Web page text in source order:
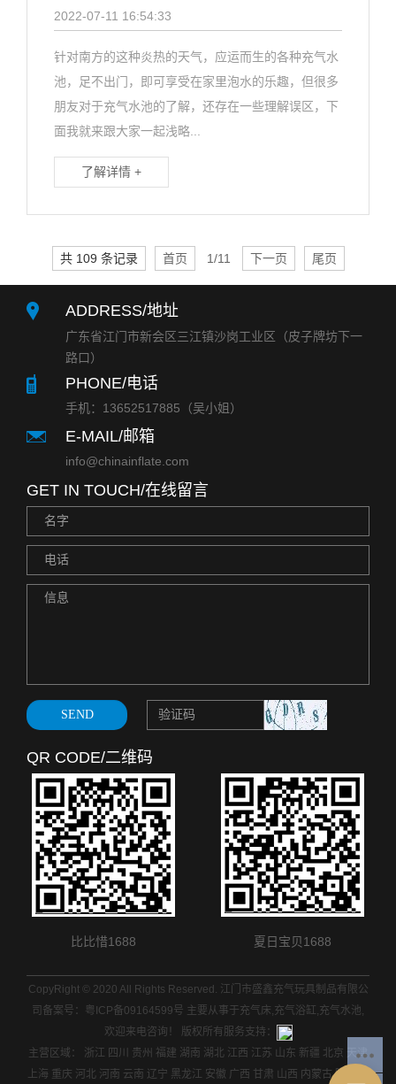
2022-07-11 16:54:33
针对南方的这种炎热的天气，应运而生的各种充气水
池，足不出门，即可享受在家里泡水的乐趣，但很多
朋友对于充气水池的了解，还存在一些理解误区，下
面我就来跟大家一起浅略...
了解详情 +
共 109 条记录 首页 1/11 下一页 尾页
ADDRESS/地址
广东省江门市新会区三江镇沙岗工业区（皮子牌坊下一
路口）
PHONE/电话
手机：13652517885（吴小姐）
E-MAIL/邮箱
info@chinainflate.com
GET IN TOUCH/在线留言
QR CODE/二维码
比比惜1688 夏日宝贝1688
CopyRight © 2020 All Rights Reserved. 江门市盛鑫充气玩具制品有限公
司备案号： 粤ICP备09164599号 主要从事于充气床,充气浴缸,充气水池,
欢迎来电咨询！ 版权所有 服务支持：
主营区域： 浙江 四川 贵州 福建 湖南 湖北 江西 江苏 山东 新疆 北京
天津
上海 重庆 河北 河南 云南 辽宁 黑龙江 安徽 广西 甘肃 山西 内蒙古 陕西